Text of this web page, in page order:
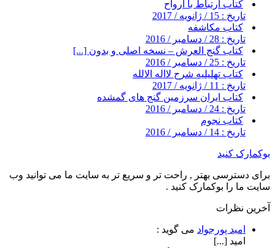
کتاب ارتباط با ارواح
تاریخ : 15 / ژانویه / 2017
کتاب مکاشفه
تاریخ : 28 / دسامبر / 2016
کتاب گنج العرش – نسخه اصلی و بدون [...]
تاریخ : 25 / دسامبر / 2016
کتاب تهلیلیه شرح لااله الالله
تاریخ : 11 / ژانویه / 2017
کتاب ایران سرزمین گنج های گمشده
تاریخ : 24 / دسامبر / 2016
کتاب نجوم
تاریخ : 14 / دسامبر / 2016
بوکمارک کنید
برای دسترسی بهتر , راحت تر و سریع تر به سایت ما می توانید وب
سایت ما را بوکمارک کنید .
آخرین نظرات
امید پورجواد می گوید :
امید [...]